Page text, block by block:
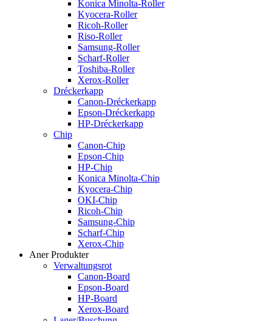
Konica Minolta-Roller
Kyocera-Roller
Ricoh-Roller
Riso-Roller
Samsung-Roller
Scharf-Roller
Toshiba-Roller
Xerox-Roller
Dréckerkapp
Canon-Dréckerkapp
Epson-Dréckerkapp
HP-Dréckerkapp
Chip
Canon-Chip
Epson-Chip
HP-Chip
Konica Minolta-Chip
Kyocera-Chip
OKI-Chip
Ricoh-Chip
Samsung-Chip
Scharf-Chip
Xerox-Chip
Aner Produkter
Verwaltungsrot
Canon-Board
Epson-Board
HP-Board
Xerox-Board